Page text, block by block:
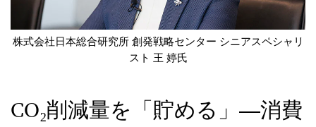
株式会社日本総合研究所 創発戦略センター シニアスペシャリ
スト 王 婷氏
CO₂削減量を「貯める」―消費